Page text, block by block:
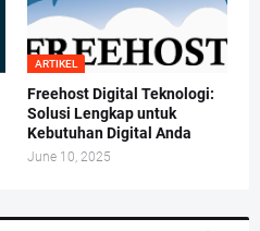
ARTIKEL
Freehost Digital Teknologi:
Solusi Lengkap untuk
Kebutuhan Digital Anda
June 10, 2025